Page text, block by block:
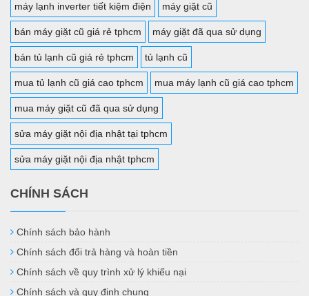
máy lạnh inverter tiết kiệm điện máy giặt cũ
bán máy giặt cũ giá rẻ tphcm máy giặt đã qua sử dụng
bán tủ lạnh cũ giá rẻ tphcm tủ lạnh cũ
mua tủ lạnh cũ giá cao tphcm mua máy lạnh cũ giá cao tphcm
mua máy giặt cũ đã qua sử dụng
sửa máy giặt nội địa nhật tại tphcm
sửa máy giặt nội địa nhật tphcm
CHÍNH SÁCH
Chính sách bảo hành
Chính sách đổi trả hàng và hoàn tiền
Chính sách về quy trình xử lý khiếu nại
Chính sách và quy định chung